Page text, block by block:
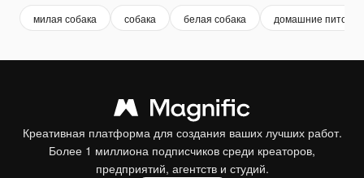
милая собака собака белая собака домашние
Креативная платформа для создания ваших лучших работ.
Более 1 миллиона подписчиков среди креаторов,
предприятий, агентств и студий.